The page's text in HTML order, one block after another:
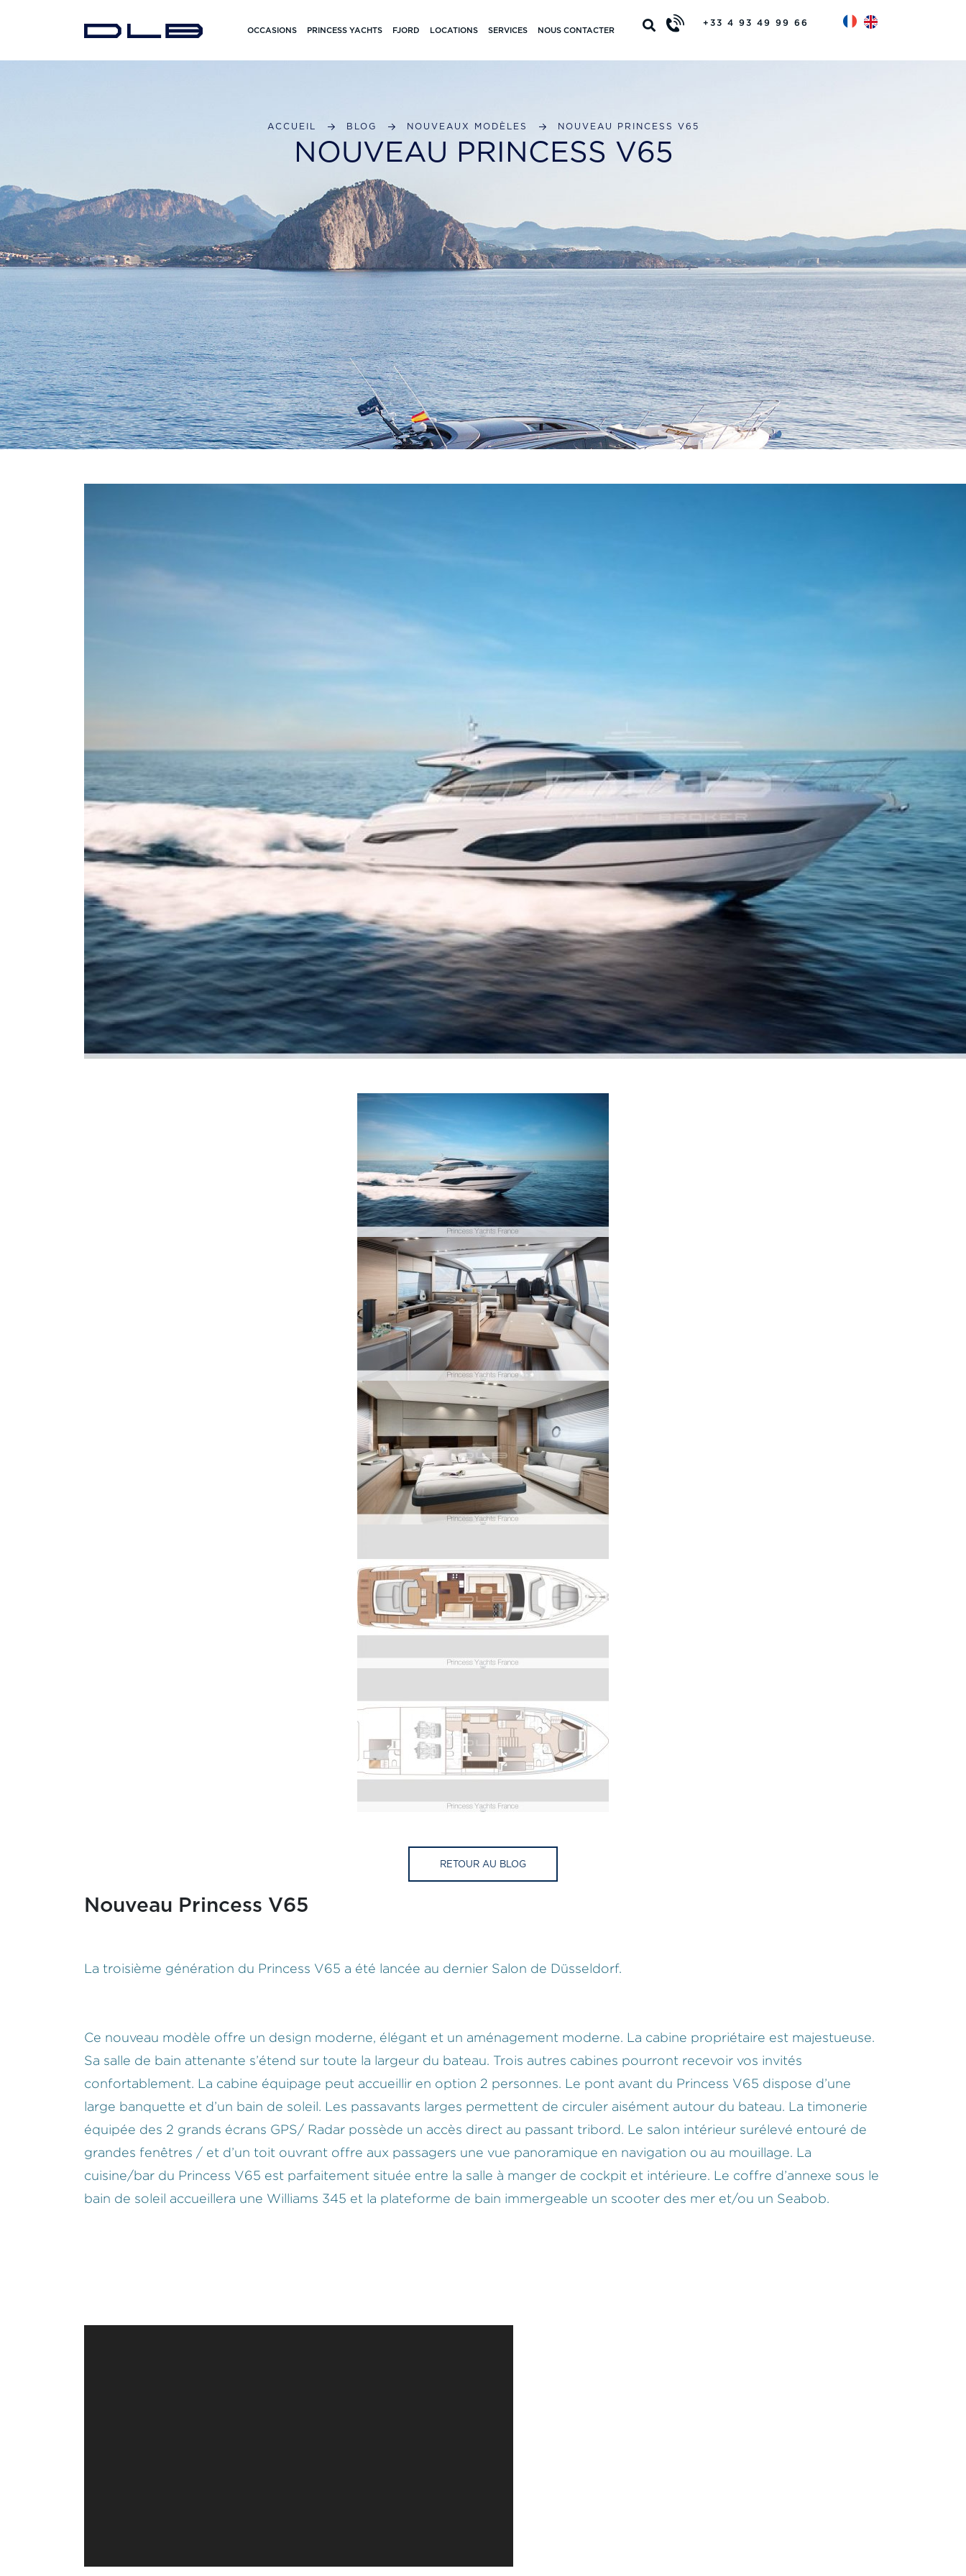
OCCASIONS PRINCESS YACHTS FJORD LOCATIONS SERVICES NOUS CONTACTER
+33 4 93 49 99 66
ACCUEIL BLOG NOUVEAUX MODÈLES NOUVEAU PRINCESS V65
NOUVEAU PRINCESS V65
RETOUR AU BLOG
Nouveau Princess V65
La troisième génération du Princess V65 a été lancée au dernier Salon de Düsseldorf.
Ce nouveau modèle offre un design moderne, élégant et un aménagement moderne. La cabine propriétaire est majestueuse.
Sa salle de bain attenante s’étend sur toute la largeur du bateau. Trois autres cabines pourront recevoir vos invités
confortablement. La cabine équipage peut accueillir en option 2 personnes. Le pont avant du Princess V65 dispose d’une
large banquette et d’un bain de soleil. Les passavants larges permettent de circuler aisément autour du bateau. La timonerie
équipée des 2 grands écrans GPS/ Radar possède un accès direct au passant tribord. Le salon intérieur surélevé entouré de
grandes fenêtres / et d’un toit ouvrant offre aux passagers une vue panoramique en navigation ou au mouillage. La
cuisine/bar du Princess V65 est parfaitement située entre la salle à manger de cockpit et intérieure. Le coffre d’annexe sous le
bain de soleil accueillera une Williams 345 et la plateforme de bain immergeable un scooter des mer et/ou un Seabob.